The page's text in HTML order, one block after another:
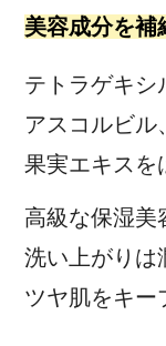
美容成分を補
テトラゲキシ
アスコルビル
果実エキスを
高級な保湿美
洗い上がりは
ツヤ肌をキー